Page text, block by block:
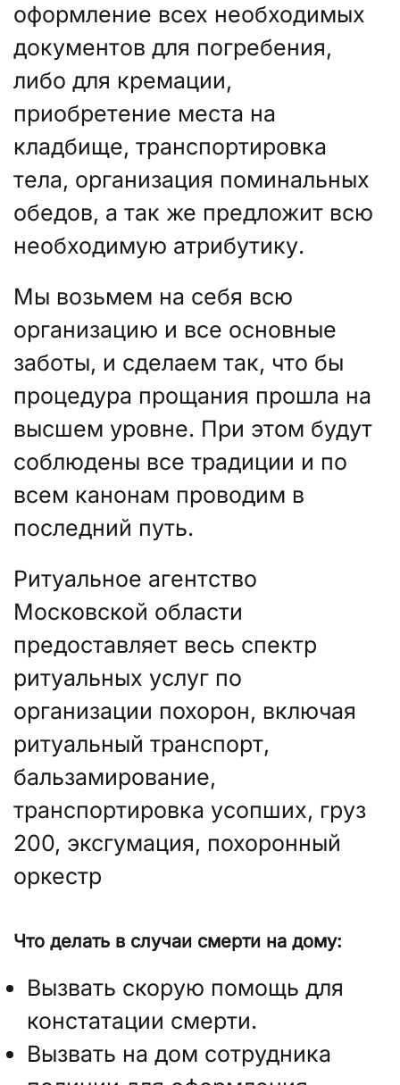
оформление всех необходимых
документов для погребения,
либо для кремации,
приобретение места на
кладбище, транспортировка
тела, организация поминальных
обедов, а так же предложит всю
необходимую атрибутику.
Мы возьмем на себя всю
организацию и все основные
заботы, и сделаем так, что бы
процедура прощания прошла на
высшем уровне. При этом будут
соблюдены все традиции и по
всем канонам проводим в
последний путь.
Ритуальное агентство
Московской области
предоставляет весь спектр
ритуальных услуг по
организации похорон, включая
ритуальный транспорт,
бальзамирование,
транспортировка усопших, груз
200, эксгумация, похоронный
оркестр
Что делать в случаи смерти на дому:
Вызвать скорую помощь для
констатации смерти.
Вызвать на дом сотрудника